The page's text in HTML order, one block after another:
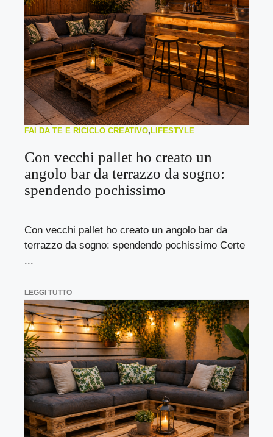
FAI DA TE E RICICLO CREATIVO, LIFESTYLE
Con vecchi pallet ho creato un
angolo bar da terrazzo da sogno:
spendendo pochissimo
Con vecchi pallet ho creato un angolo bar da
terrazzo da sogno: spendendo pochissimo Certe
...
LEGGI TUTTO